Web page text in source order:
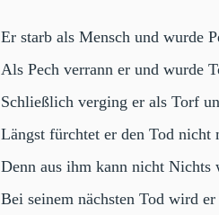
Er starb als Mensch und wurde
Als Pech verrann er und wurde
Schließlich verging er als Torf
Längst fürchtet er den Tod nicht
Denn aus ihm kann nicht Nichts
Bei seinem nächsten Tod wird er